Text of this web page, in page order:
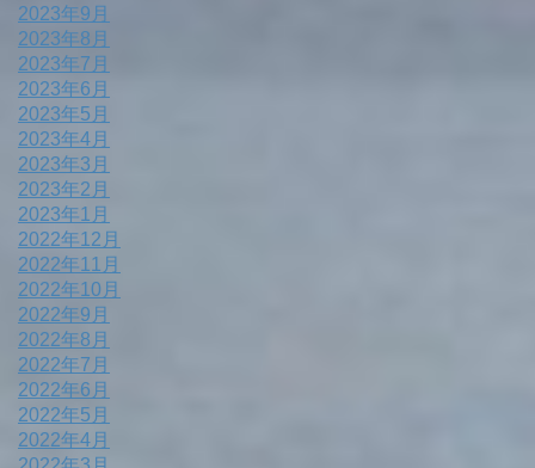
2023年9月
2023年8月
2023年7月
2023年6月
2023年5月
2023年4月
2023年3月
2023年2月
2023年1月
2022年12月
2022年11月
2022年10月
2022年9月
2022年8月
2022年7月
2022年6月
2022年5月
2022年4月